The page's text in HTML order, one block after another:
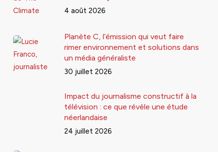
4 août 2026
Planète C, l’émission qui veut faire
rimer environnement et solutions dans
un média généraliste
30 juillet 2026
Impact du journalisme constructif à la
télévision : ce que révèle une étude
néerlandaise
24 juillet 2026